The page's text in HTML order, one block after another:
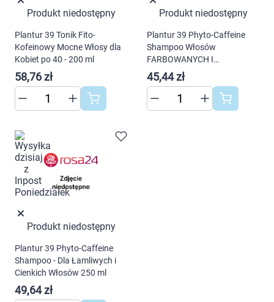
Korzystamy z plików cookies w celu
dostosowania zawartości serwisu do Twoich
preferencji. Więcej informacji znajdziesz w
naszej
polityce prywatności. Możesz określić
warunki przechowywania lub dostępu do
cookies poprzez kliknięcie przycisku
ustawienia wszystkich cookies klikając
AKCEPTUJĘ WSZYSTKIE
Sprzęt medyczny
Motoryzacja
Grupy produktowe
Produkt niedostępny
Plantur 39 Tonik Fito-
Kofeinowy Mocne Włosy dla
Kobiet po 40 - 200 ml
58,76 zł
Produkt niedostępny
Plantur 39 Phyto-Caffeine
Shampoo Włosów
FARBOWANYCH I
ZNISZCZONYCH 250 ml
45,44 zł
Produkt niedostępny
Plantur 39 Phyto-Caffeine
Shampoo - Dla Łamliwych i
Cienkich Włosów 250 ml
49,64 zł